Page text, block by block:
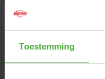
Toestemming
AFMETINGEN EN
Artikelnummer